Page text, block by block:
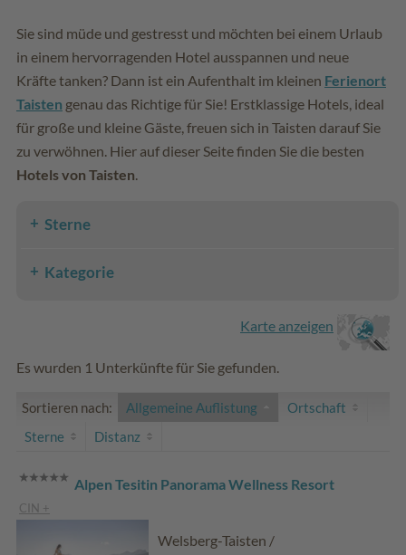
Sie sind müde und gestresst und möchten bei einem Urlaub
in einem hervorragenden Hotel ausspannen und neue
Kräfte tanken? Dann ist ein Aufenthalt im kleinen Ferienort
Taisten genau das Richtige für Sie! Erstklassige Hotels, ideal
für große und kleine Gäste, freuen sich in Taisten darauf Sie
zu verwöhnen. Hier auf dieser Seite finden Sie die besten
Hotels von Taisten
Sterne
Kategorie
Karte anzeigen
Es wurden 1 Unterkünfte für Sie gefunden.
Sortieren nach: Allgemeine Auflistung
Ortschaft
Sterne
Distanz
Alpen Tesitin Panorama Wellness Resort
CIN +
Welsberg-Taisten /